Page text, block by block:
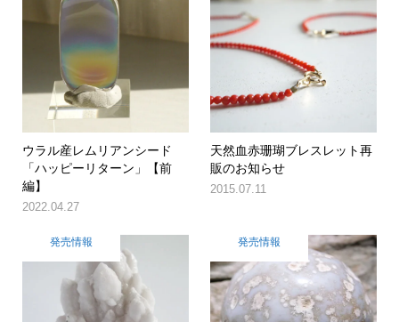
ウラル産レムリアンシード
「ハッピーリターン」【前
編】
2022.04.27
天然血赤珊瑚ブレスレット再
販のお知らせ
2015.07.11
発売情報 発売情報